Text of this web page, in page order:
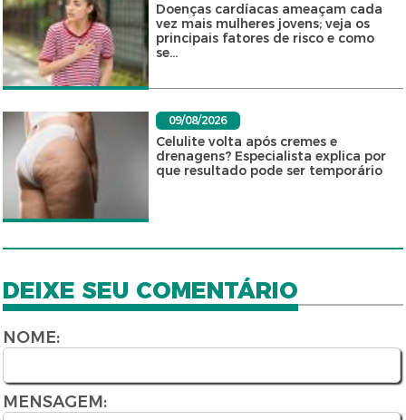
Doenças cardíacas ameaçam cada
vez mais mulheres jovens; veja os
principais fatores de risco e como
se...
09/08/2026
Celulite volta após cremes e
drenagens? Especialista explica por
que resultado pode ser temporário
DEIXE SEU COMENTÁRIO
NOME:
MENSAGEM: